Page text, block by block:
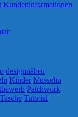
Kundeninformationen
designnähen
Kinder Musselin
Patchwork
Tasche Tutorial